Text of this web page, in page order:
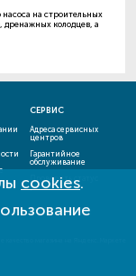
на строительных
дренажных колодцев, а
cookies.
СЕРВИС
Адреса сервисных
центров
Гарантийное
обслуживание
Проверить статус
ремонта